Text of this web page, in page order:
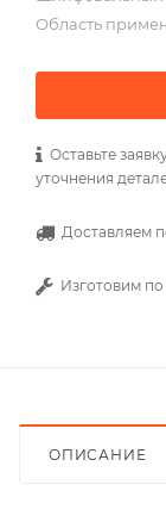
Область
Оставьте
уточнения
Доставляем
Изготовим по
ОПИСАНИЕ